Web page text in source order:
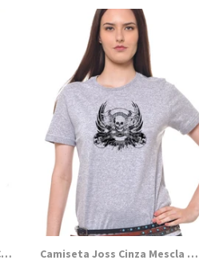
Calça Dinho´s Jeans Boot Cut Skay Camiseta Joss Cinza Mescla Estampada Caveira Rock